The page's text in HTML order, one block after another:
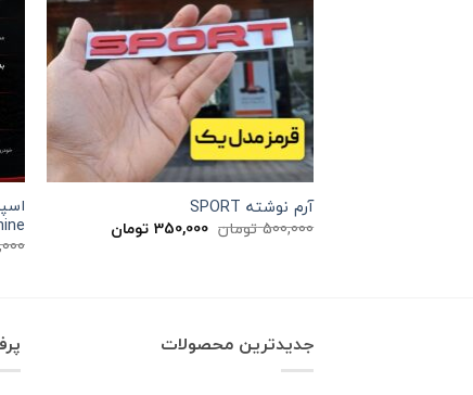
آرم نوشته SPORT
500,000 تومان قیمت
اصلی
350,000 تومان
350,000 تومان
جدیدترین محصولات